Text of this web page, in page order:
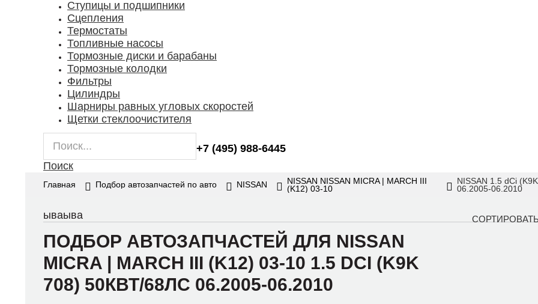
Ступицы и подшипники
Сцепления
Термостаты
Топливные насосы
Тормозные диски и барабаны
Тормозные колодки
Фильтры
Цилиндры
Шарниры равных угловых скоростей
Щетки стеклоочистителя
Поиск
+7 (495) 988-6445
Главная Подбор автозапчастей по авто NISSAN
NISSAN NISSAN MICRA | MARCH III
(K12) 03-10
NISSAN 1.5 dCi
06.2005-06.2010
ываыва
ПОДБОР АВТОЗАПЧАСТЕЙ ДЛЯ NISSAN
MICRA | MARCH III (K12) 03-10 1.5 DCI (K9K
708) 50КВТ/68ЛС 06.2005-06.2010